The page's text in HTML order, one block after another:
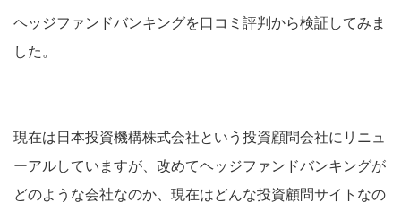
ヘッジファンドバンキングを口コミ評判から検証してみま
した。
現在は日本投資機構株式会社という投資顧問会社にリニュ
ーアルしていますが、 改めてヘッジファンドバンキングが
どのような会社なのか、現在はどんな投資顧問サイトなの